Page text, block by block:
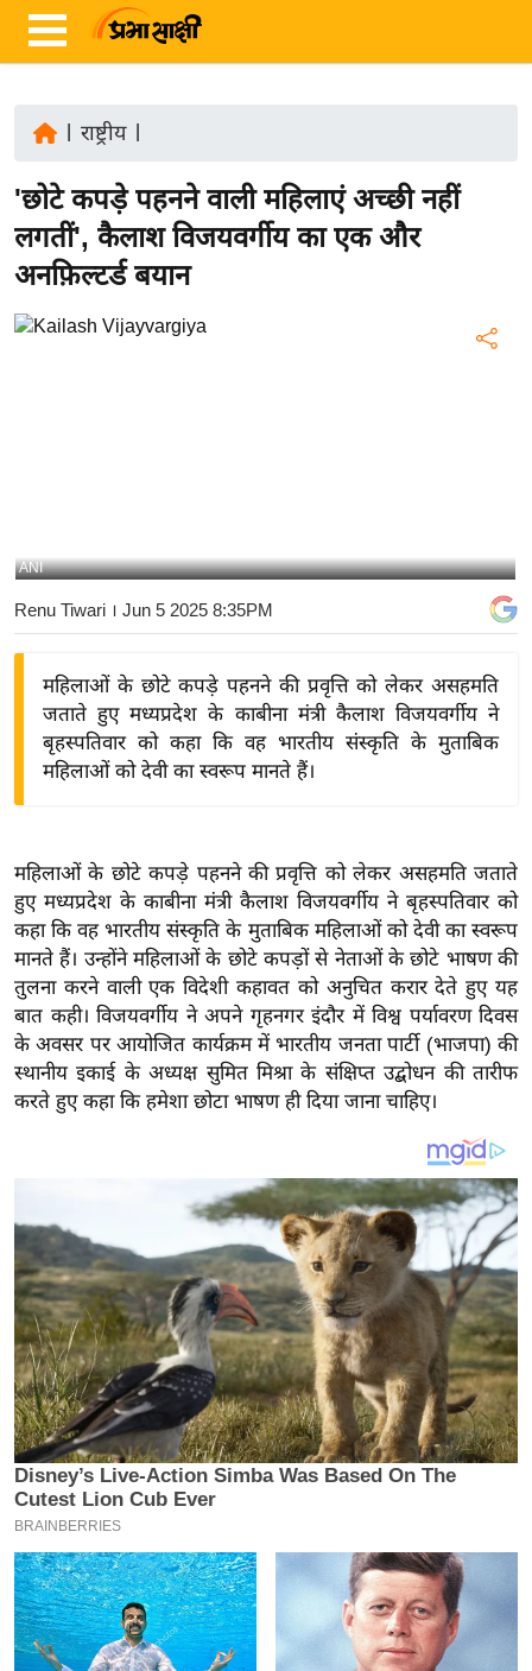
ज़ा
ख
ब
र
रा
य
ज़
त
वि
शे
ष
ज्ञ
रा
य
ब
ल
क्रि
के
ट
I
P
L
2
0
2
6
क्रा
इ
म
राष्ट्रीय|
'छोटे कपड़े पहनने वाली महिलाएं अच्छी नहीं
लगतीं', कैलाश विजयवर्गीय का एक और
अनफ़िल्टर्ड बयान
ANI
Renu Tiwari । Jun 5 2025 8:35PM
महिलाओं के छोटे कपड़े पहनने की प्रवृत्ति को लेकर असहमति
जताते हुए मध्यप्रदेश के काबीना मंत्री कैलाश विजयवर्गीय ने
बृहस्पतिवार को कहा कि वह भारतीय संस्कृति के मुताबिक
महिलाओं को देवी का स्वरूप मानते हैं।
महिलाओं के छोटे कपड़े पहनने की प्रवृत्ति को लेकर असहमति जताते
हुए मध्यप्रदेश के काबीना मंत्री कैलाश विजयवर्गीय ने बृहस्पतिवार को
कहा कि वह भारतीय संस्कृति के मुताबिक महिलाओं को देवी का स्वरूप
मानते हैं। उन्होंने महिलाओं के छोटे कपड़ों से नेताओं के छोटे भाषण की
तुलना करने वाली एक विदेशी कहावत को अनुचित करार देते हुए यह
बात कही। विजयवर्गीय ने अपने गृहनगर इंदौर में विश्व पर्यावरण दिवस
के अवसर पर आयोजित कार्यक्रम में भारतीय जनता पार्टी (भाजपा) की
स्थानीय इकाई के अध्यक्ष सुमित मिश्रा के संक्षिप्त उद्बोधन की तारीफ
करते हुए कहा कि हमेशा छोटा भाषण ही दिया जाना चाहिए।